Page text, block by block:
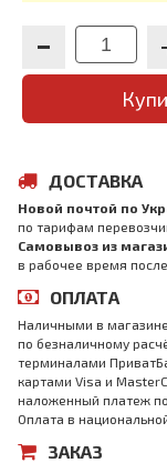
ДОСТАВКА
Новой почтой по
по тарифам
Самовывоз из
в рабочее время
ОПЛАТА
Наличными в магазине,
по безналичному
терминалами
картами Visa и
наложенный платеж
Оплата в
ЗАКАЗ